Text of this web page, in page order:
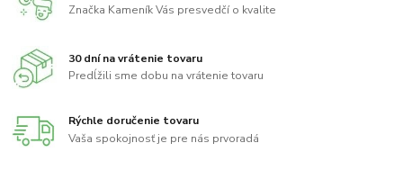
Značka Kameník Vás presvedčí o kvalite
30 dní na vrátenie tovaru
Predĺžili sme dobu na vrátenie tovaru
Rýchle doručenie tovaru
Vaša spokojnosť je pre nás prvoradá